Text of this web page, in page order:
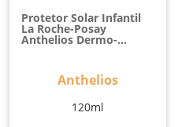
Protetor Solar Infantil
La Roche-Posay
Anthelios Dermo-
Criança 120ml
Anthelios
120ml